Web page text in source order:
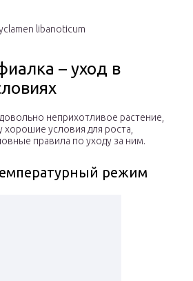
libanoticum
– уход в
неприхотливое растение,
условия для роста,
правила по уходу за ним.
режим